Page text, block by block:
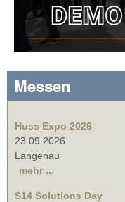
Messen
Huss Expo 2026
23.09.2026
Langenau
mehr ...
S14 Solutions Day